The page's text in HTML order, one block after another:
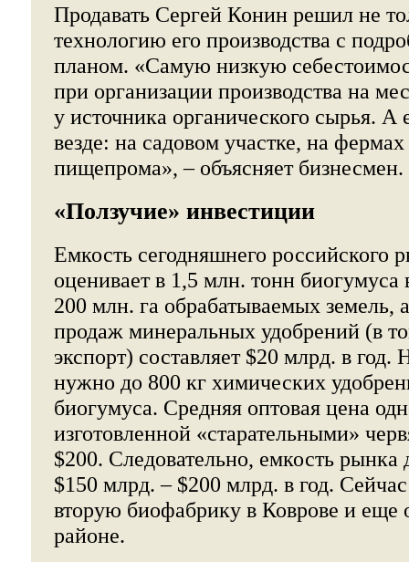
Продавать Сергей Конин решил не
технологию его производства с
планом. «Самую низкую
при организации производства на
у источника органического сырья. А
везде: на садовом участке, на
пищепрома», – объясняет бизнесмен.
«Ползучие» инвестиции
Емкость сегодняшнего российского
оценивает в 1,5 млн. тонн биогумуса
200 млн. га обрабатываемых земель,
продаж минеральных удобрений (в
экспорт) составляет $20 млрд. в год.
нужно до 800 кг химических
биогумуса. Средняя оптовая цена
изготовленной «старательными»
$200. Следовательно, емкость рынка
$150 млрд. – $200 млрд. в год.
вторую биофабрику в Коврове и еще
районе.